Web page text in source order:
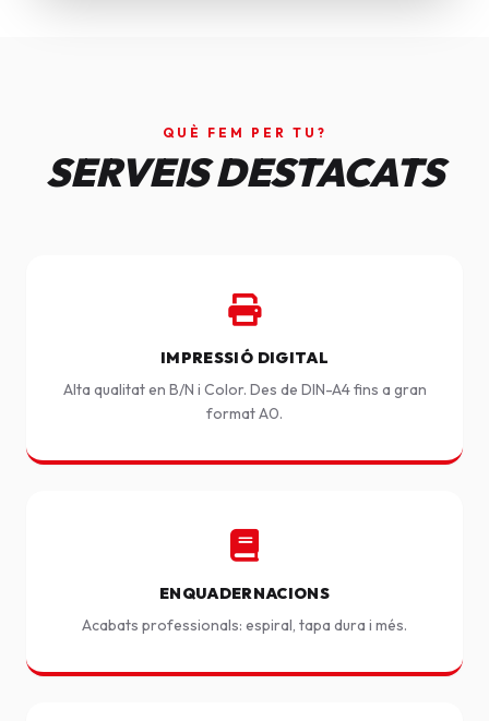
QUÈ FEM PER TU?
SERVEIS DESTACATS
IMPRESSIÓ DIGITAL
Alta qualitat en B/N i Color. Des de DIN-A4 fins a gran
format A0.
ENQUADERNACIONS
Acabats professionals: espiral, tapa dura i més.